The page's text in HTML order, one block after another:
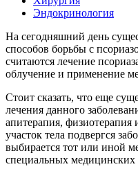
Эндокринология
На сегодняшний день
способов борьбы с
считаются лечение
облучение и применение
Стоит сказать, что еще
лечения данного
апитерапия, физиотерапия
участок тела подвергся
выбирается тот или иной
специальных медицинских